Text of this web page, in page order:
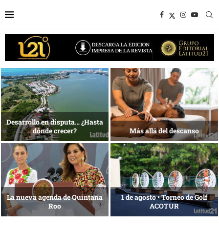
1 al 28 de agosto •
Fundación Isleña
Energía que Impulsa la
competitividad
Reconocimiento de viajeros La esencia del servicio